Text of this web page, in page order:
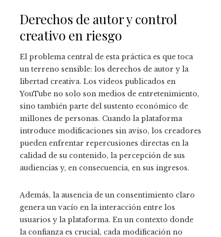
Derechos de autor y control
creativo en riesgo
El problema central de esta práctica es que toca
un terreno sensible: los derechos de autor y la
libertad creativa. Los videos publicados en
YouTube no solo son medios de entretenimiento,
sino también parte del sustento económico de
millones de personas. Cuando la plataforma
introduce modificaciones sin aviso, los creadores
pueden enfrentar repercusiones directas en la
calidad de su contenido, la percepción de sus
audiencias y, en consecuencia, en sus ingresos.
Además, la ausencia de un consentimiento claro
genera un vacío en la interacción entre los
usuarios y la plataforma. En un contexto donde
la confianza es crucial, cada modificación no